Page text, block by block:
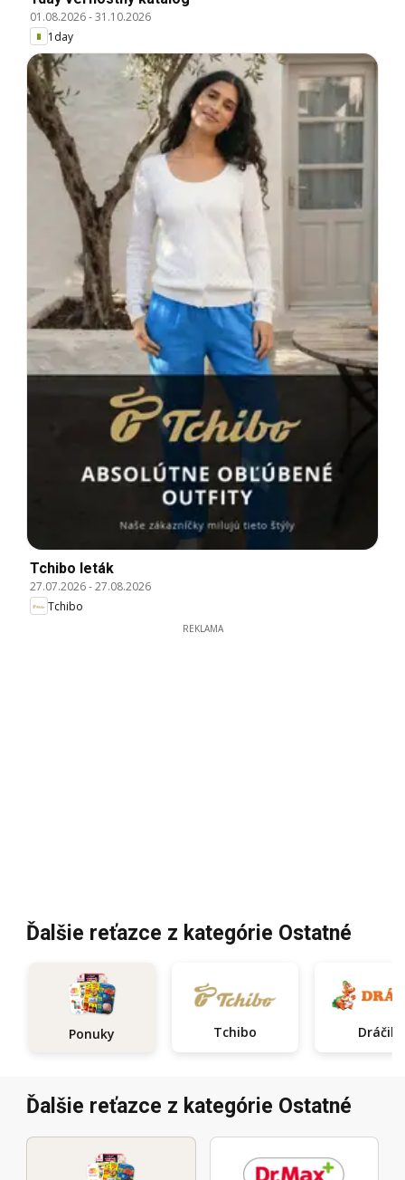
01.08.2026-31.10.2026
1day
Tchibo leták
27.07.2026-27.08.2026
Tchibo
REKLAMA
Ďalšie reťazce z kategórie Ostatné
Ponuky Tchibo Dráčik
Ďalšie reťazce z kategórie Ostatné